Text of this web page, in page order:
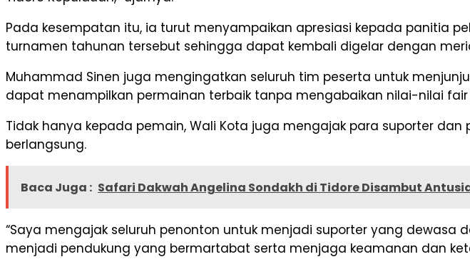
Pada kesempatan itu, ia turut menyampaikan apresiasi kepada panitia
turnamen tahunan tersebut sehingga dapat kembali digelar dengan
Muhammad Sinen juga mengingatkan seluruh tim peserta untuk
dapat menampilkan permainan terbaik tanpa mengabaikan nilai-nilai fair
Tidak hanya kepada pemain, Wali Kota juga mengajak para suporter
berlangsung.
Baca Juga : Safari Dakwah Angelina Sondakh di Tidore Disambut
“Saya mengajak seluruh penonton untuk menjadi suporter yang
menjadi pendukung yang bermartabat serta menjaga keamanan dan